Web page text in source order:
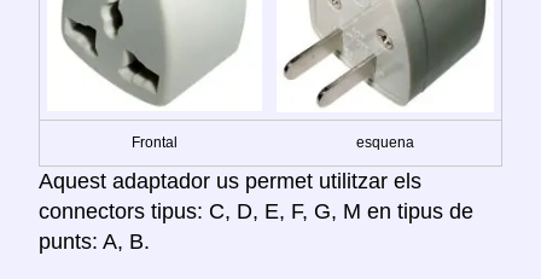
Frontal esquena
Aquest adaptador us permet utilitzar els
connectors tipus: C, D, E, F, G, M en tipus de
punts: A, B.